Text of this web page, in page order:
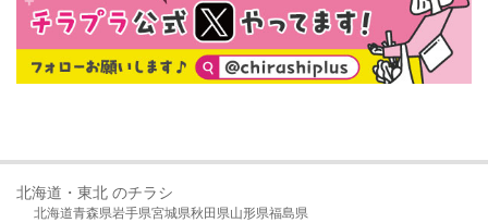
北海道・東北 のチラシ
北海道青森県岩手県宮城県秋田県山形県福島県